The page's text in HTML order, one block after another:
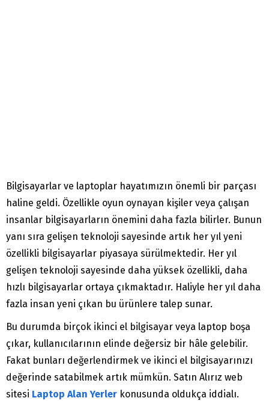
Bilgisayarlar ve laptoplar hayatımızın önemli bir parçası
haline geldi. Özellikle oyun oynayan kişiler veya çalışan
insanlar bilgisayarların önemini daha fazla bilirler. Bunun
yanı sıra gelişen teknoloji sayesinde artık her yıl yeni
özellikli bilgisayarlar piyasaya sürülmektedir. Her yıl
gelişen teknoloji sayesinde daha yüksek özellikli, daha
hızlı bilgisayarlar ortaya çıkmaktadır. Haliyle her yıl daha
fazla insan yeni çıkan bu ürünlere talep sunar.
Bu durumda birçok ikinci el bilgisayar veya laptop boşa
çıkar, kullanıcılarının elinde değersiz bir hâle gelebilir.
Fakat bunları değerlendirmek ve ikinci el bilgisayarınızı
değerinde satabilmek artık mümkün. Satın Alırız web
sitesi Laptop Alan Yerler konusunda oldukça iddialı.